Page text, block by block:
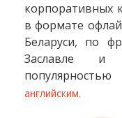
корпоративных
в формате
Беларуси, по
Заславле и
английским.